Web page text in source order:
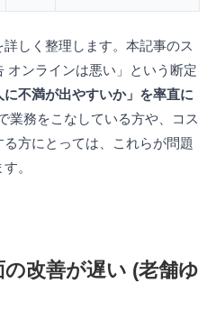
しく整理します。本記事のス
オンラインは悪い」という断定
に不満が出やすいか」を率直に
業務をこなしている方や、コス
方にとっては、これらが問題
。
改善が遅い (老舗ゆ